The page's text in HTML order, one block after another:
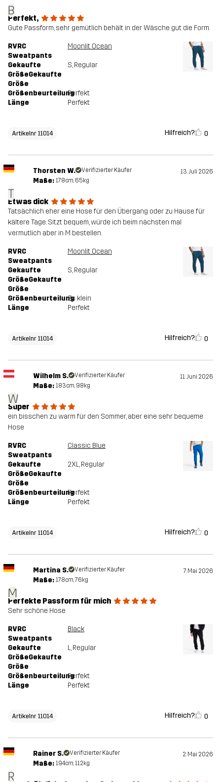
B
Perfekt,
Gute Passform, sehr gemütlich behält in der Wäsche gut die Form.
RVRC
Sweatpants
Moonlit Ocean
Gekaufte
GrößeGekaufte
Größe
S, Regular
GrößenbeurteilungPerfekt
Länge
Perfekt
Artikelnr 11014 Hilfreich? 0
T
Thorsten W. Verifizierter Käufer 13. Juli 2026
Maße: 178cm, 65kg
Etwas dick
Tatsächlich eher eine Hose für den Übergang oder zu Hause für
kältere Tage. Sitzt bequem, würde ich beim nächsten mal
vermutlich aber in M bestellen.
RVRC
Sweatpants
Moonlit Ocean
Gekaufte
GrößeGekaufte
Größe
S, Regular
GrößenbeurteilungZu klein
Länge
Perfekt
Artikelnr 11014 Hilfreich? 0
W
Wilhelm S. Verifizierter Käufer 11. Juni 2026
Maße: 183cm, 98kg
Super
ein bisschen zu warm für den Sommer, aber eine sehr bequeme
Hose
RVRC
Sweatpants
Classic Blue
Gekaufte
GrößeGekaufte
Größe
2XL, Regular
GrößenbeurteilungPerfekt
Länge
Perfekt
Artikelnr 11014 Hilfreich? 0
M
Martina S. Verifizierter Käufer 7. Mai 2026
Maße: 178cm, 76kg
Perfekte Passform für mich
Sehr schöne Hose
RVRC
Sweatpants
Black
Gekaufte
GrößeGekaufte
Größe
L, Regular
GrößenbeurteilungPerfekt
Länge
Perfekt
Artikelnr 11014 Hilfreich? 0
R
Rainer S. Verifizierter Käufer 2. Mai 2026
Maße: 194cm, 112kg